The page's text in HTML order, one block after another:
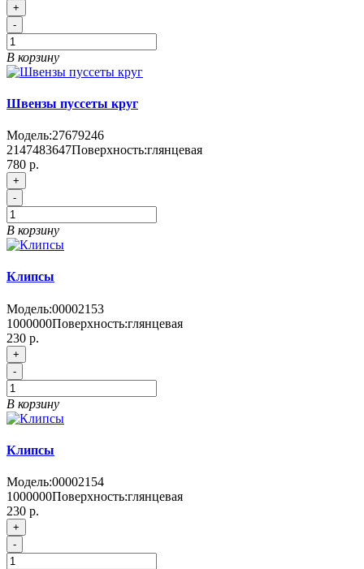
+
-
В корзину
Швензы пуссеты круг
Модель:27679246
2147483647Поверхность:глянцевая
780 р.
+
-
В корзину
Клипсы
Модель:00002153
1000000Поверхность:глянцевая
230 р.
+
-
В корзину
Клипсы
Модель:00002154
1000000Поверхность:глянцевая
230 р.
+
-